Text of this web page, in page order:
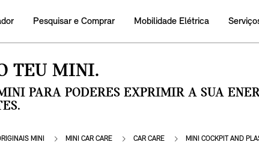
Pesquisar e Comprar Mobilidade Elétrica
TEU MINI.
PARA PODERES EXPRIMIR A SUA
MINI MINI CAR CARE CAR CARE MINI COCKPIT AND